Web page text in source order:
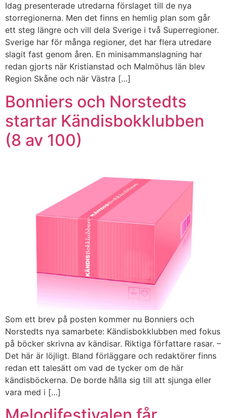
Idag presenterade utredarna förslaget till de nya
storregionerna. Men det finns en hemlig plan som går
ett steg längre och vill dela Sverige i två Superregioner.
Sverige har för många regioner, det har flera utredare
slagit fast genom åren. En minisammanslagning har
redan gjorts när Kristianstad och Malmöhus län blev
Region Skåne och när Västra […]
Bonniers och Norstedts
startar Kändisbokklubben
(8 av 100)
Som ett brev på posten kommer nu Bonniers och
Norstedts nya samarbete: Kändisbokklubben med fokus
på böcker skrivna av kändisar. Riktiga författare rasar. –
Det här är löjligt. Bland förläggare och redaktörer finns
redan ett talesätt om vad de tycker om de här
kändisböckerna. De borde hålla sig till att sjunga eller
vara med i […]